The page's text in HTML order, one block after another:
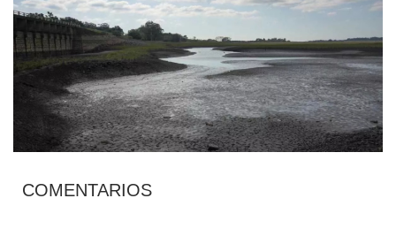
COMENTARIOS